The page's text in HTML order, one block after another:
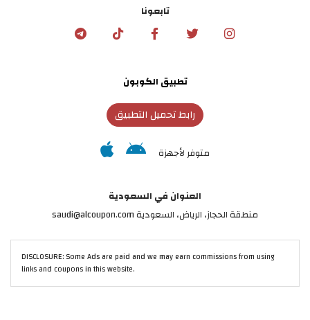
تابعونا
تطبيق الكوبون
رابط تحميل التطبيق
متوفر لأجهزة
العنوان في السعودية
منطقة الحجاز، الرياض، السعودية saudi@alcoupon.com
DISCLOSURE: Some Ads are paid and we may earn commissions from using
links and coupons in this website.